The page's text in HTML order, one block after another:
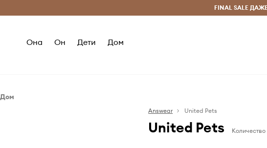
Бесплатная доставка из ЕС (от 2800 грн)FINAL SALE
Она Он Дети Дом
Дом
Answear United Pets
United Pets